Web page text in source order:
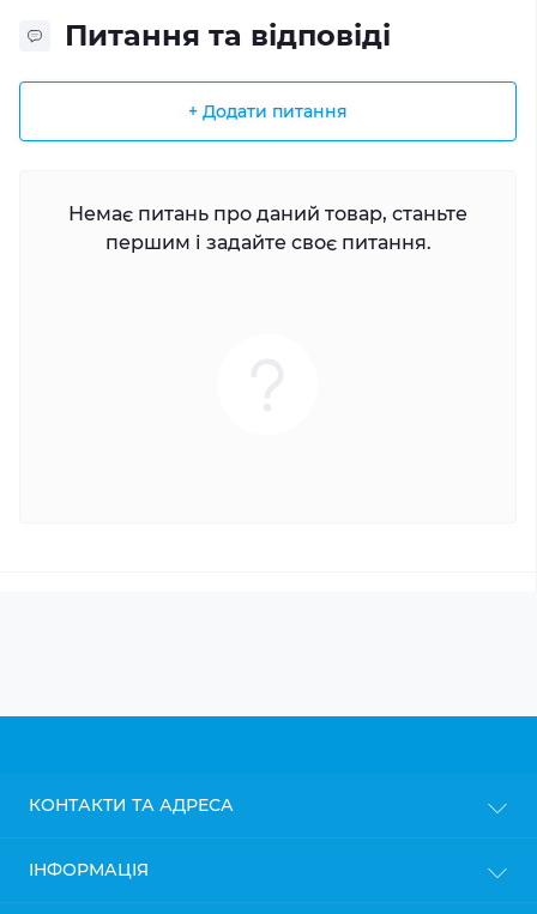
Питання та відповіді
+ Додати питання
Немає питань про даний товар, станьте
першим і задайте своє питання.
КОНТАКТИ ТА АДРЕСА
ІНФОРМАЦІЯ